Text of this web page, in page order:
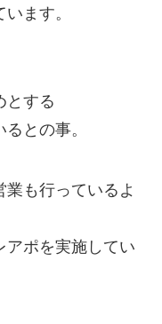
ます。
とする
との事。
も行っているよ
アポを実施してい